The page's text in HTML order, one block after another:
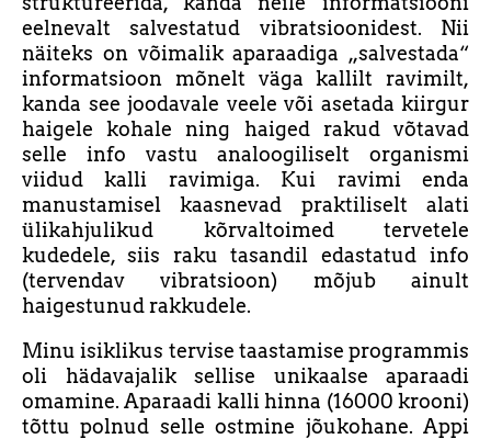
eelnevalt salvestatud vibratsioonidest. Nii
näiteks on võimalik aparaadiga „salvestada“
informatsioon mõnelt väga kallilt ravimilt,
kanda see joodavale veele või asetada kiirgur
haigele kohale ning haiged rakud võtavad
selle info vastu analoogiliselt organismi
viidud kalli ravimiga. Kui ravimi enda
manustamisel kaasnevad praktiliselt alati
ülikahjulikud kõrvaltoimed tervetele
kudedele, siis raku tasandil edastatud info
(tervendav vibratsioon) mõjub ainult
haigestunud rakkudele.
Minu isiklikus tervise taastamise programmis
oli hädavajalik sellise unikaalse aparaadi
omamine. Aparaadi kalli hinna (16000 krooni)
tõttu polnud selle ostmine jõukohane. Appi